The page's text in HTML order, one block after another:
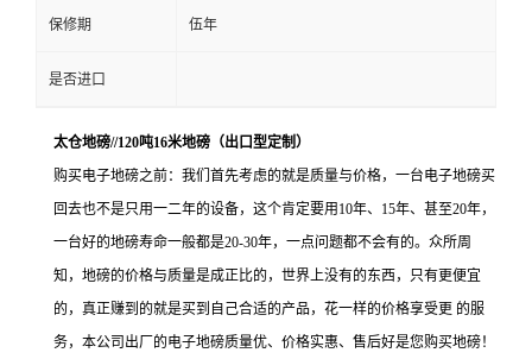
保修期 伍年
是否进口
太仓地磅//120吨16米地磅（出口型定制）
购买电子地磅之前：我们首先考虑的就是质量与价格，一台电子地磅买
回去也不是只用一二年的设备，这个肯定要用 10年、15年、甚至20年，
一台好的地磅寿命一般都是20-30年，一点问题都不会有的。众所周
知，地磅的价格与质量是成正比的，世界上没有的东西，只有更便宜
的，真正赚到的就是买到自己合适的产品，花一样的价格享受更 的服
务，本公司出厂的电子地磅质量优、价格实惠、售后好是您购买地磅！